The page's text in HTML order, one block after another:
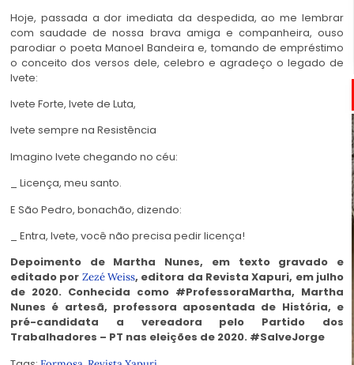
Hoje, passada a dor imediata da despedida, ao me lembrar
com saudade de nossa brava amiga e companheira, ouso
parodiar o poeta Manoel Bandeira e, tomando de empréstimo
o conceito dos versos dele, celebro e agradeço o legado de
Ivete:
Ivete Forte, Ivete de Luta,
Ivete sempre na Resistência
Imagino Ivete chegando no céu:
_ Licença, meu santo.
E São Pedro, bonachão, dizendo:
_ Entra, Ivete, você não precisa pedir licença!
Depoimento de Martha Nunes, em texto gravado e
editado por Zezé Weiss, editora da Revista Xapuri, em julho
de 2020. Conhecida como #ProfessoraMartha, Martha
Nunes é artesã, professora aposentada de História, e
pré-candidata a vereadora pelo Partido dos
Trabalhadores – PT nas eleições de 2020. #SalveJorge